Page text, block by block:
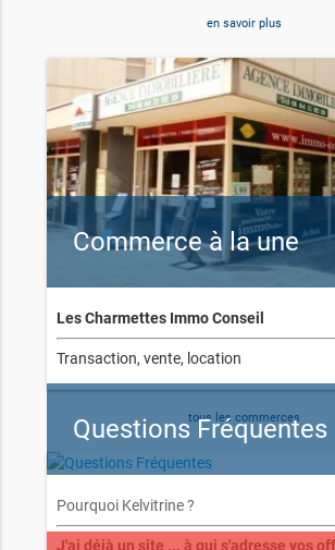
en savoir plus
Commerce à la une
Les Charmettes Immo Conseil
Transaction, vente, location
tous les commerces
Questions Fréquentes
Pourquoi Kelvitrine ?
J'ai déjà un site ... à qui s'adresse vos